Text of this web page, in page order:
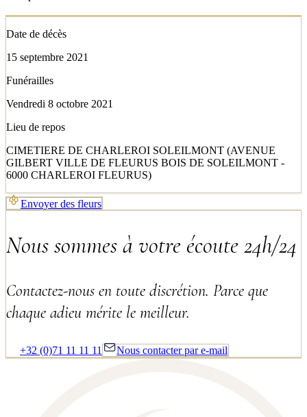
Date de décès
15 septembre 2021
Funérailles
Vendredi 8 octobre 2021
Lieu de repos
CIMETIERE DE CHARLEROI SOLEILMONT (AVENUE
GILBERT VILLE DE FLEURUS BOIS DE SOLEILMONT -
6000 CHARLEROI FLEURUS)
Envoyer des fleurs
Nous sommes à votre écoute 24h/24
Contactez-nous en toute discrétion. Parce que
chaque adieu mérite le meilleur.
+32 (0)71 11 11 11 Nous contacter par e-mail